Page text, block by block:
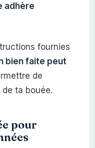
adhère
fournies
bien faite peut
de
ta bouée.
pour